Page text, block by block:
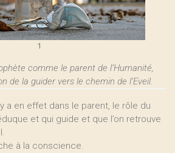
1
comme le parent de l’Humanité,
de la guider vers le chemin de l’Eveil.
a en effet dans le parent, le rôle du
et qui guide et que l’on retrouve
à la conscience.